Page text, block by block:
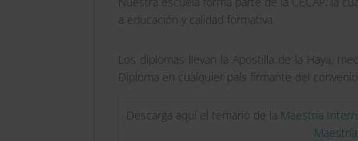
a educación y calidad formativa.
Los diplomas llevan la Apostilla de la Haya,
Diploma en cualquier país firmante del convenio..
Descarga aquí el temario de la Maestría